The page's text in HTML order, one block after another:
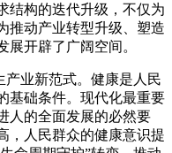
结构的迭代升级，不仅为
推动产业转型升级、塑造
展开辟了广阔空间。
业新范式。健康是人民
基础条件。现代化最重要
人的全面发展的必然要
，人民群众的健康意识提